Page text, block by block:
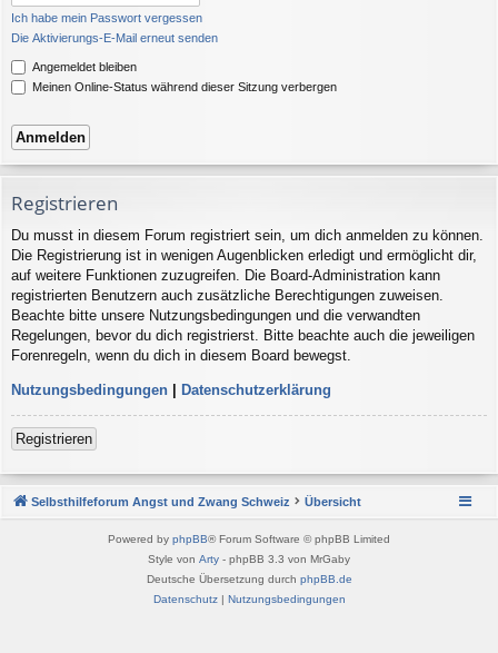
Ich habe mein Passwort vergessen
Die Aktivierungs-E-Mail erneut senden
Angemeldet bleiben
Meinen Online-Status während dieser Sitzung verbergen
Registrieren
Du musst in diesem Forum registriert sein, um dich anmelden zu können.
Die Registrierung ist in wenigen Augenblicken erledigt und ermöglicht dir,
auf weitere Funktionen zuzugreifen. Die Board-Administration kann
registrierten Benutzern auch zusätzliche Berechtigungen zuweisen.
Beachte bitte unsere Nutzungsbedingungen und die verwandten
Regelungen, bevor du dich registrierst. Bitte beachte auch die jeweiligen
Forenregeln, wenn du dich in diesem Board bewegst.
Nutzungsbedingungen | Datenschutzerklärung
Registrieren
Selbsthilfeforum Angst und Zwang Schweiz Übersicht
Powered by phpBB® Forum Software © phpBB Limited
Style von Arty - phpBB 3.3 von MrGaby
Deutsche Übersetzung durch phpBB.de
Datenschutz| Nutzungsbedingungen